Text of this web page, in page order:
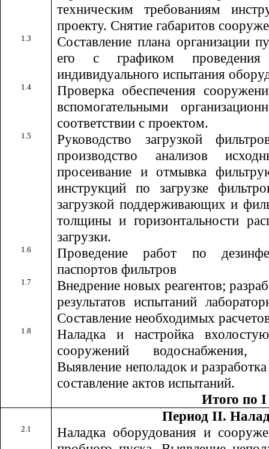
техническим требованиям
проекту. Снятие габаритов
1.3
Составление плана организации
его с графиком проведения
индивидуального испытания
1.4
Проверка обеспечения
вспомогательными
соответствии с проектом.
1.5
Руководство загрузкой
производство анализов
просеивание и отмывка
инструкций по загрузке
загрузкой поддерживающих и
толщины и горизонтальности
загрузки.
1.6
Проведение работ по
паспортов фильтров
1.7
Внедрение новых реагентов;
результатов испытаний
Составление необходимых
1.8
Наладка и настройка
сооружений водоснабжения,
Выявление неполадок и
составление актов испытаний.
Итого по I
Период II.
2.1
Наладка оборудования и